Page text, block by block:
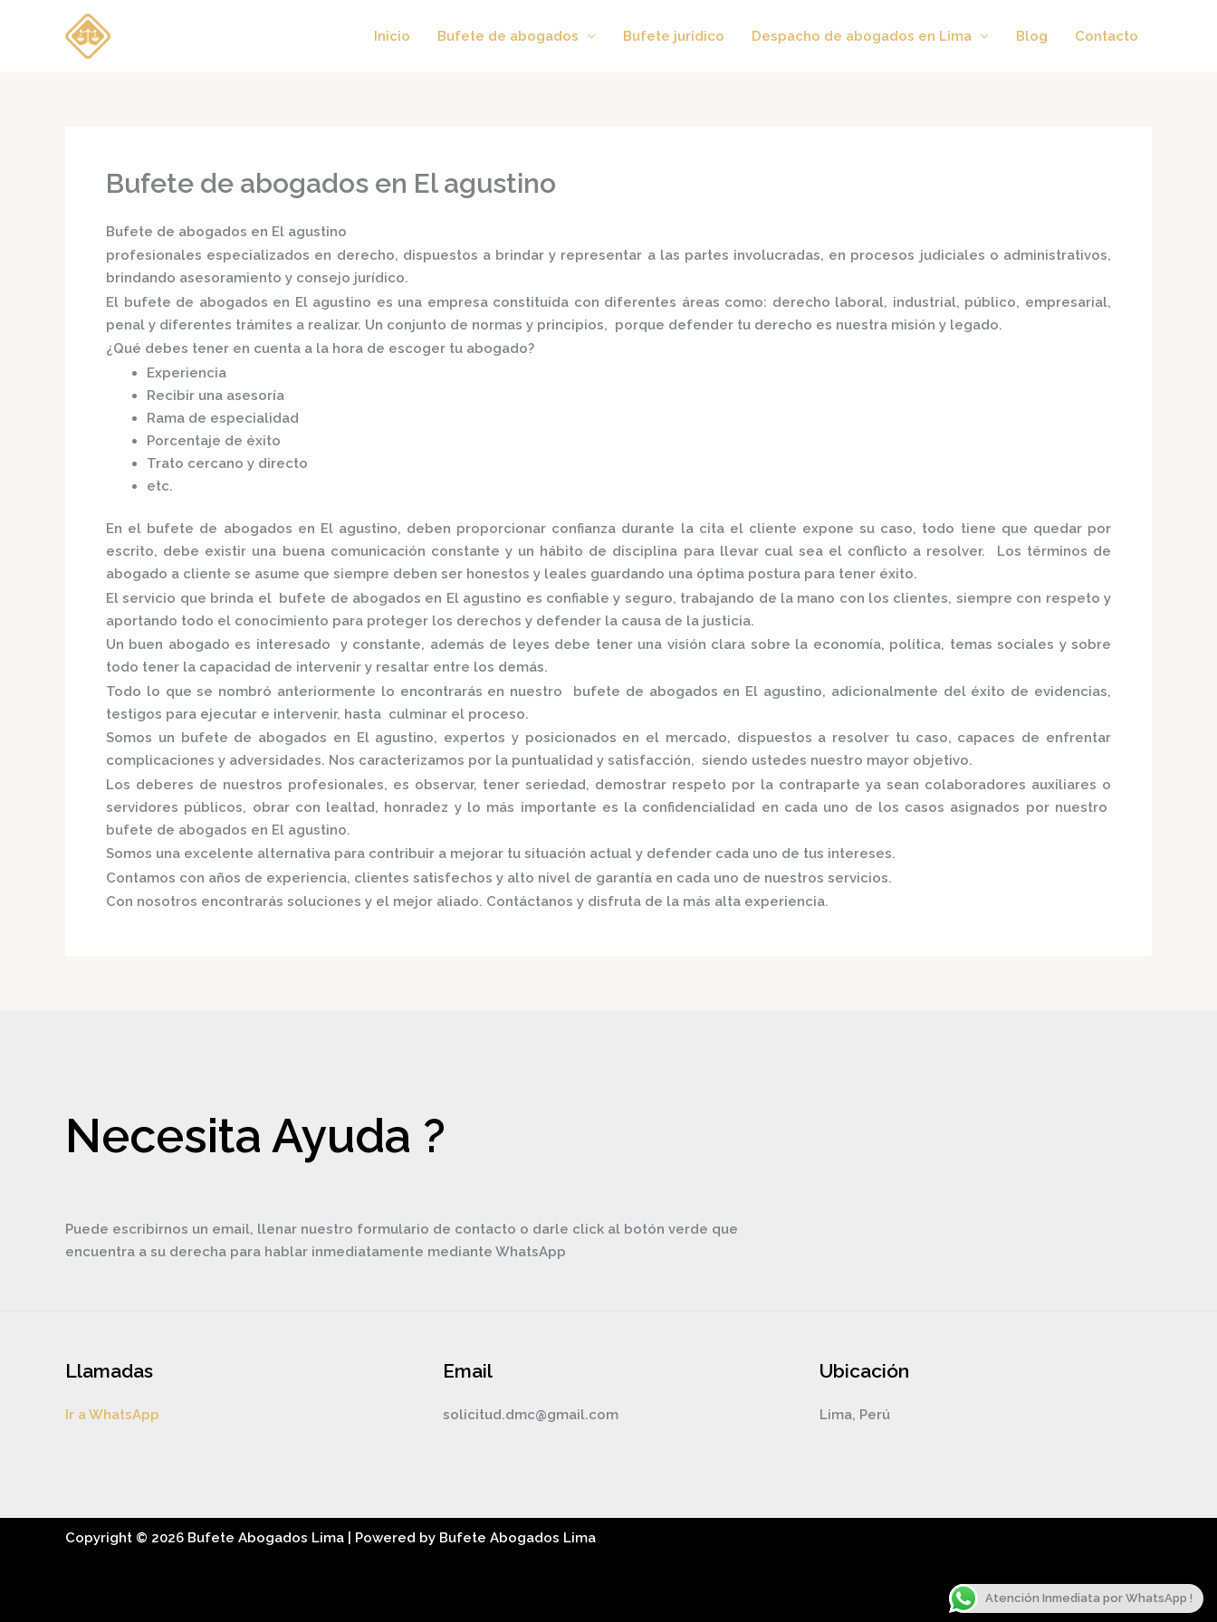
Inicio Bufete de abogados Bufete juridico Despacho de abogados en Lima Blog Contacto
Bufete de abogados en El agustino
Bufete de abogados en El agustino
profesionales especializados en derecho, dispuestos a brindar y representar a las partes involucradas, en procesos judiciales o administrativos,
brindando asesoramiento y consejo jurídico.
El bufete de abogados en El agustino es una empresa constituida con diferentes áreas como: derecho laboral, industrial, público, empresarial,
penal y diferentes trámites a realizar. Un conjunto de normas y principios, porque defender tu derecho es nuestra misión y legado.
¿Qué debes tener en cuenta a la hora de escoger tu abogado?
Experiencia
Recibir una asesoría
Rama de especialidad
Porcentaje de éxito
Trato cercano y directo
etc.
En el bufete de abogados en El agustino, deben proporcionar confianza durante la cita el cliente expone su caso, todo tiene que quedar por
escrito, debe existir una buena comunicación constante y un hábito de disciplina para llevar cual sea el conflicto a resolver. Los términos de
abogado a cliente se asume que siempre deben ser honestos y leales guardando una óptima postura para tener éxito.
El servicio que brinda el bufete de abogados en El agustino es confiable y seguro, trabajando de la mano con los clientes, siempre con respeto y
aportando todo el conocimiento para proteger los derechos y defender la causa de la justicia.
Un buen abogado es interesado y constante, además de leyes debe tener una visión clara sobre la economía, política, temas sociales y sobre
todo tener la capacidad de intervenir y resaltar entre los demás.
Todo lo que se nombró anteriormente lo encontrarás en nuestro
bufete de abogados en El agustino, adicionalmente del éxito de evidencias,
testigos para ejecutar e intervenir, hasta culminar el proceso.
Somos un bufete de abogados en El agustino, expertos y posicionados en el mercado, dispuestos a resolver tu caso, capaces de enfrentar
complicaciones y adversidades. Nos caracterizamos por la puntualidad y satisfacción, siendo ustedes nuestro mayor objetivo.
Los deberes de nuestros profesionales, es observar, tener seriedad, demostrar respeto por la contraparte ya sean colaboradores auxiliares o
servidores públicos, obrar con lealtad, honradez y lo más importante es la confidencialidad en cada uno de los casos asignados por nuestro
bufete de abogados en El agustino.
Somos una excelente alternativa para contribuir a mejorar tu situación actual y defender cada uno de tus intereses.
Contamos con años de experiencia, clientes satisfechos y alto nivel de garantía en cada uno de nuestros servicios.
Con nosotros encontrarás soluciones y el mejor aliado. Contáctanos y disfruta de la más alta experiencia.
Necesita Ayuda ?
Puede escribirnos un email, llenar nuestro formulario de contacto o darle click al botón verde que
encuentra a su derecha para hablar inmediatamente mediante WhatsApp
Llamadas
Ir a WhatsApp
Email
solicitud.dmc@gmail.com
Ubicación
Lima, Perú
Copyright © 2026 Bufete Abogados Lima | Powered by Bufete Abogados Lima
Atención Inmediata por WhatsApp !